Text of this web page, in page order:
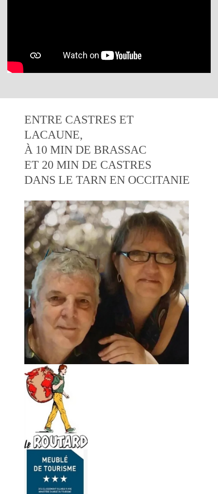
ENTRE CASTRES ET
LACAUNE,
À 10 MIN DE BRASSAC
ET 20 MIN DE CASTRES
DANS LE TARN EN OCCITANIE